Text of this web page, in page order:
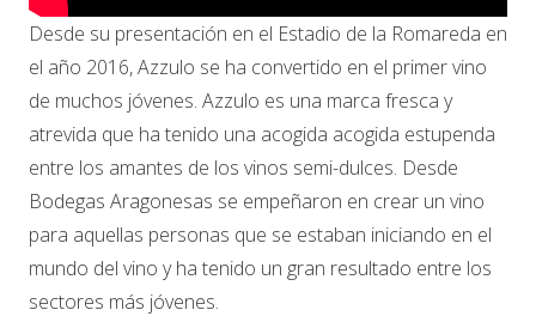
Desde su presentación en el Estadio de la Romareda en
el año 2016, Azzulo se ha convertido en el primer vino
de muchos jóvenes. Azzulo es una marca fresca y
atrevida que ha tenido una acogida acogida estupenda
entre los amantes de los vinos semi-dulces. Desde
Bodegas Aragonesas se empeñaron en crear un vino
para aquellas personas que se estaban iniciando en el
mundo del vino y ha tenido un gran resultado entre los
sectores más jóvenes.